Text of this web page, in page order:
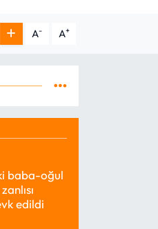
A- A+
baba-oğul
edildi